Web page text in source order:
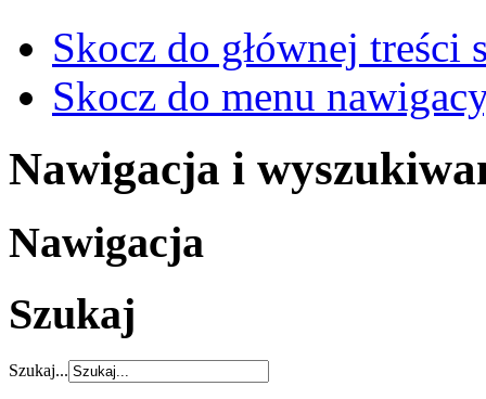
Skocz do głównej treści
Skocz do menu
Nawigacja i
Nawigacja
Szukaj
Szukaj...